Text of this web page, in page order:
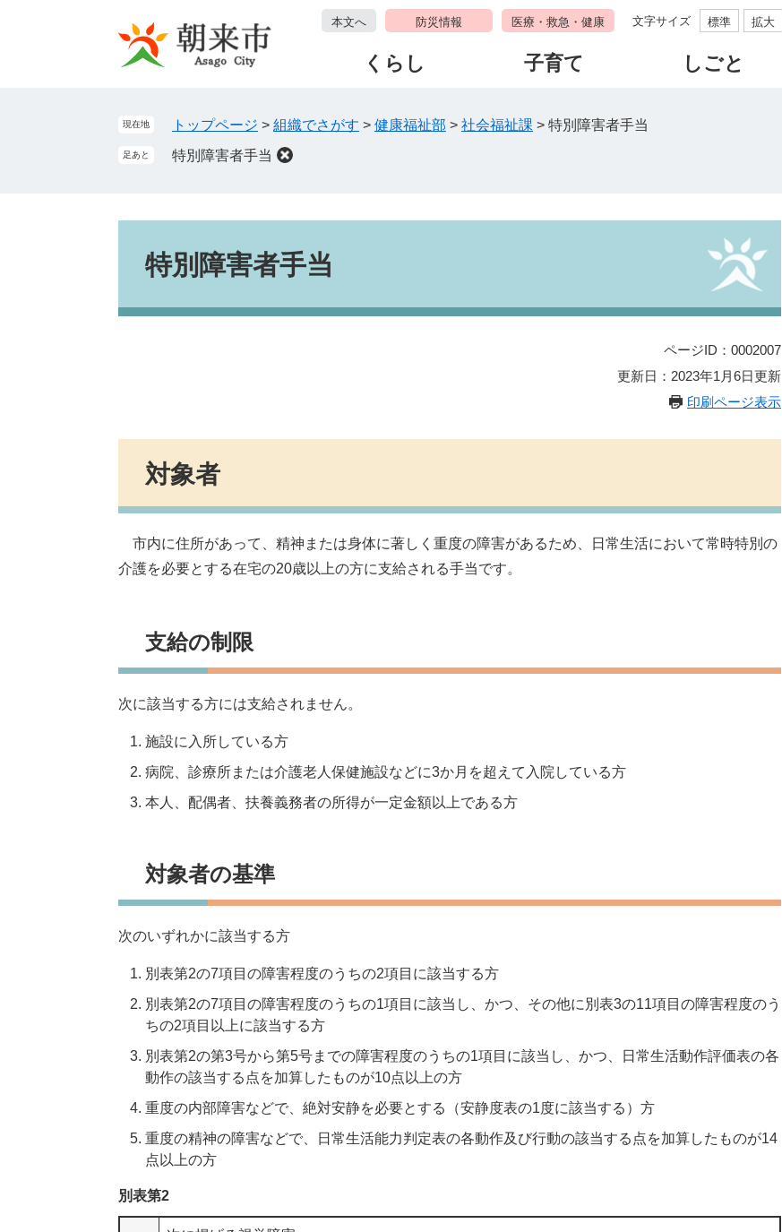
本文へ 防災情報 医療・救急・健康 文字サイズ 標準 拡大
くらし 子育て しごと
現在地 トップページ > 組織でさがす > 健康福祉部 > 社会福祉課 > 特別障害者手当
足あと 特別障害者手当
特別障害者手当
ページID：0002007
更新日：2023年1月6日更新
印刷ページ表示
対象者
市内に住所があって、精神または身体に著しく重度の障害があるため、日常生活において常時特別の
介護を必要とする在宅の20歳以上の方に支給される手当です。
支給の制限
次に該当する方には支給されません。
施設に入所している方
病院、診療所または介護老人保健施設などに3か月を超えて入院している方
本人、配偶者、扶養義務者の所得が一定金額以上である方
対象者の基準
次のいずれかに該当する方
別表第2の7項目の障害程度のうちの2項目に該当する方
別表第2の7項目の障害程度のうちの1項目に該当し、かつ、その他に別表3の11項目の障害程度のう
ちの2項目以上に該当する方
別表第2の第3号から第5号までの障害程度のうちの1項目に該当し、かつ、日常生活動作評価表の各
動作の該当する点を加算したものが10点以上の方
重度の内部障害などで、絶対安静を必要とする（安静度表の1度に該当する）方
重度の精神の障害などで、日常生活能力判定表の各動作及び行動の該当する点を加算したものが14
点以上の方
別表第2